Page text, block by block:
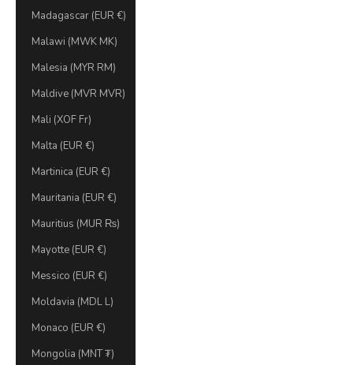
Madagascar (EUR €)
Malawi (MWK MK)
Malesia (MYR RM)
Maldive (MVR MVR)
Mali (XOF Fr)
Malta (EUR €)
Martinica (EUR €)
Mauritania (EUR €)
Mauritius (MUR ₨)
Mayotte (EUR €)
Messico (EUR €)
Moldavia (MDL L)
Monaco (EUR €)
Mongolia (MNT ₮)